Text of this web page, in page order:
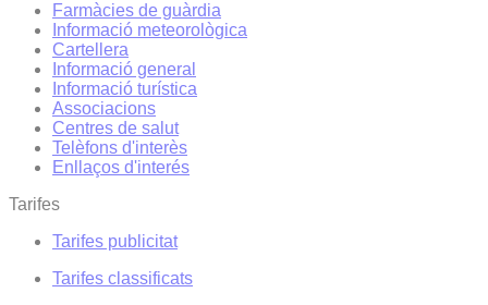
Farmàcies de guàrdia
Informació meteorològica
Cartellera
Informació general
Informació turística
Associacions
Centres de salut
Telèfons d'interès
Enllaços d'interés
Tarifes
Tarifes publicitat
Tarifes classificats